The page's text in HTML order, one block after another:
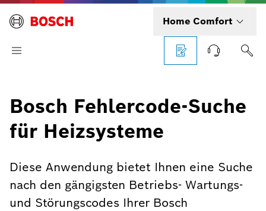
Home Comfort
Bosch Fehlercode-Suche
für Heizsysteme
Diese Anwendung bietet Ihnen eine Suche
nach den gängigsten Betriebs- Wartungs-
und Störungscodes Ihrer Bosch